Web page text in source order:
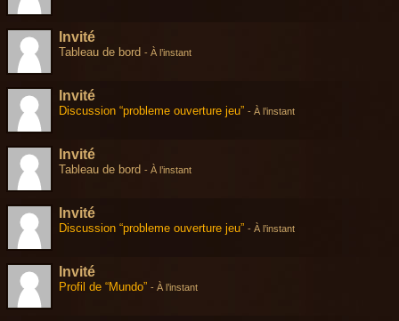
Invité
Tableau de bord - À l’instant
Invité
Discussion “probleme ouverture jeu” - À l’instant
Invité
Tableau de bord - À l’instant
Invité
Discussion “probleme ouverture jeu” - À l’instant
Invité
Profil de “Mundo” - À l’instant